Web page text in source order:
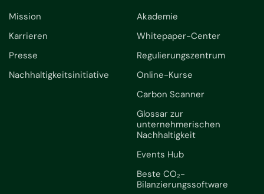
Mission
Karrieren
Presse
Nachhaltigkeitsinitiative
Akademie
Whitepaper-Center
Regulierungszentrum
Online-Kurse
Carbon Scanner
Glossar zur
unternehmerischen
Nachhaltigkeit
Events Hub
Beste CO₂-
Bilanzierungssoftware